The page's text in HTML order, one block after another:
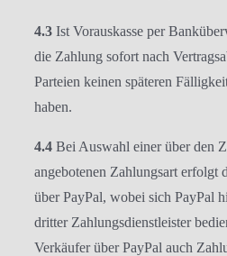
4.3 Ist Vorauskasse per
die Zahlung sofort nach
Parteien keinen späteren
haben.
4.4 Bei Auswahl einer über den
angebotenen Zahlungsart erfolgt
über PayPal, wobei sich PayPal
dritter Zahlungsdienstleister
Verkäufer über PayPal auch